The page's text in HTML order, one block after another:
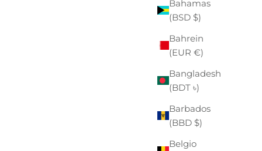
Bahamas
(BSD $)
Bahrein
(EUR €)
Bangladesh
(BDT ৳)
Barbados
(BBD $)
Belgio